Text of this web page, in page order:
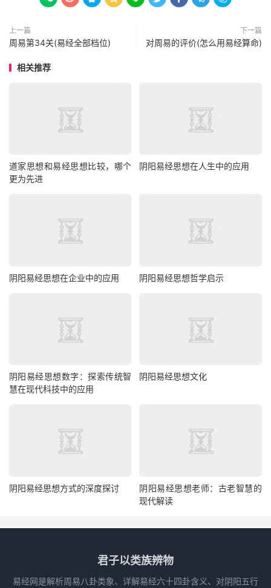
上一篇
周易第34关(易经全部档位)
下一篇
对周易的评价(怎么用易经算命)
相关推荐
道家思想和易经思想比较，哪个
更为先进
阴阳易经思想在人生中的应用
阴阳易经思想在企业中的应用 阴阳易经思想哲学启示
阴阳易经思想数字：探索传统智
慧在现代科技中的应用
阴阳易经思想文化
阴阳易经思想方式的深度探讨
阴阳易经思想老师：古老智慧的
现代解读
君子以类族辨物
易经网是解析周易八卦类象、详解易经六十四卦含义、对阴阳五行